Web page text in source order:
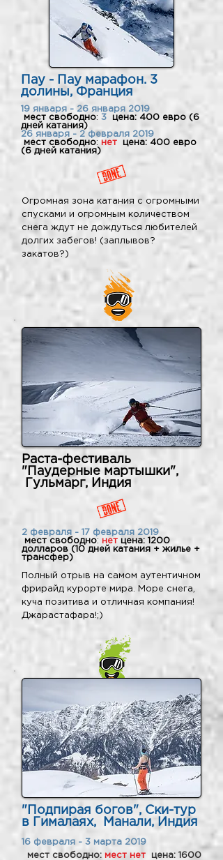
Пау - Пау марафон. 3
долины, Франция
19 января - 26 января 2019
мест свободно: 3
цена: 400 евро (6
дней катания)
26 января - 2 февраля 2019
мест свободно: нет
цена: 400 евро
(6 дней катания)
Огромная зона катания с огромными
спусками и огромным количеством
снега ждут не дождуться любителей
долгих забегов! (заплывов?
закатов?)
Раста-фестиваль
"Паудерные мартышки",
Гульмарг, Индия
2 февраля - 17 февраля 2019
мест свободно: нет цена: 1200
долларов (10 дней катания + жилье +
трансфер)
Полный отрыв на самом аутентичном
фрирайд курорте мира. Море снега,
куча позитива и отличная компания!
Джарастафара!;)
"Подпирая богов", Ски-тур
в Гималаях, Манали, Индия
16 февраля - 3 марта 2019
мест свободно: мест нет
цена: 1600